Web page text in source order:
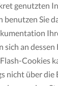
genutzten
benutzen Sie
sich an
Cookies
nicht über die